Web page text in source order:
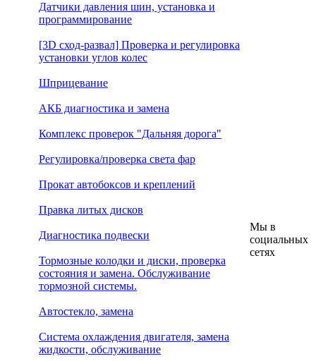
Датчики давления шин, установка и
программирование
[3D сход-развал] Проверка и регулировка
установки углов колес
Шприцевание
АКБ диагностика и замена
Комплекс проверок "Дальняя дорога"
Регулировка/проверка света фар
Прокат автобоксов и креплений
Правка литых дисков
Диагностика подвески
Тормозные колодки и диски, проверка
состояния и замена. Обслуживание
тормозной системы.
Автостекло, замена
Система охлаждения двигателя, замена
жидкости, обслуживание
Мы в
социальных
сетях